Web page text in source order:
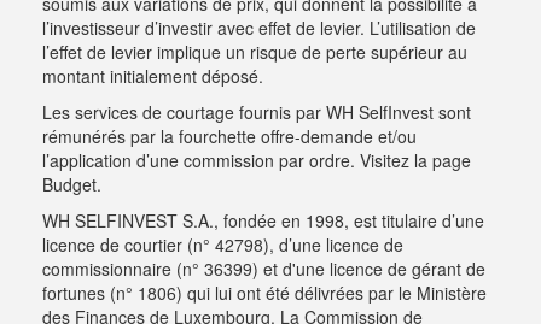
l’investisseur d’investir avec effet de levier. L’utilisation de
l’effet de levier implique un risque de perte supérieur au
montant initialement déposé.
Les services de courtage fournis par WH SelfInvest sont
rémunérés par la fourchette offre-demande et/ou
l’application d’une commission par ordre. Visitez la page
Budget.
WH SELFINVEST S.A., fondée en 1998, est titulaire d’une
licence de courtier (n° 42798), d’une licence de
commissionnaire (n° 36399) et d'une licence de gérant de
fortunes (n° 1806) qui lui ont été délivrées par le Ministère
des Finances de Luxembourg. La Commission de